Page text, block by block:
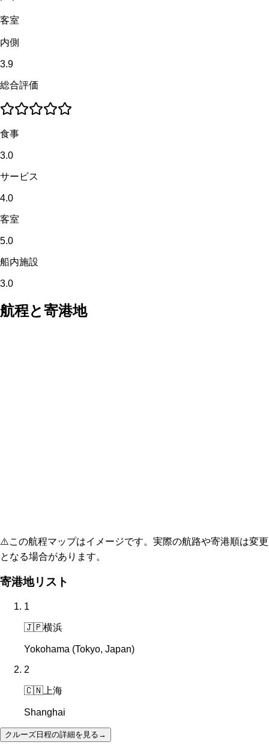
客室
内側
3.9
総合評価
食事
3.0
サービス
4.0
客室
5.0
船内施設
3.0
航程と寄港地
⚠️この航程マップはイメージです。実際の航路や寄港順は変更
となる場合があります。
寄港地リスト
1
🇯🇵横浜
Yokohama (Tokyo, Japan)
2
🇨🇳 上海
Shanghai
クルーズ日程の詳細を見る →